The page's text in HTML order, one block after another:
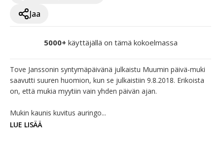
Jaa
5000+ käyttäjällä on tämä kokoelmassa
Tove Janssonin syntymäpäivänä julkaistu Muumin päivä-muki
saavutti suuren huomion, kun se julkaistiin 9.8.2018. Erikoista
on, että mukia myytiin vain yhden päivän ajan.
Mukin kaunis kuvitus auringo...
LUE LISÄÄ